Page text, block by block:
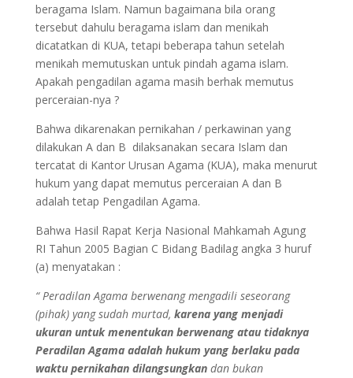
beragama Islam. Namun bagaimana bila orang
tersebut dahulu beragama islam dan menikah
dicatatkan di KUA, tetapi beberapa tahun setelah
menikah memutuskan untuk pindah agama islam.
Apakah pengadilan agama masih berhak memutus
perceraian-nya ?
Bahwa dikarenakan pernikahan / perkawinan yang
dilakukan A dan B dilaksanakan secara Islam dan
tercatat di Kantor Urusan Agama (KUA), maka menurut
hukum yang dapat memutus perceraian A dan B
adalah tetap Pengadilan Agama.
Bahwa Hasil Rapat Kerja Nasional Mahkamah Agung
RI Tahun 2005 Bagian C Bidang Badilag angka 3 huruf
(a) menyatakan :
“ Peradilan Agama berwenang mengadili seseorang
(pihak) yang sudah murtad, karena yang menjadi
ukuran untuk menentukan berwenang atau tidaknya
Peradilan Agama adalah hukum yang berlaku pada
waktu pernikahan dilangsungkandan bukan